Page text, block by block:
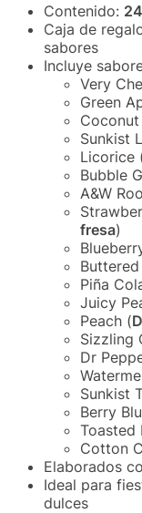
Contenido:
Caja de
sabores
Incluye
Very
Green
Coconut
Sunkist
Licorice
Bubble
A&W
fresa)
Piña
Juicy
Peach (
Sizzling
Dr
Sunkist
Berry
Toasted
Cotton
Elaborados
Ideal para
dulces